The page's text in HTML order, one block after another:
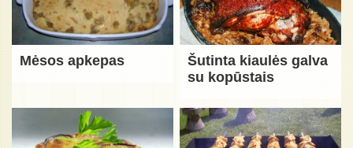
Mėsos apkepas
Šutinta kiaulės galva
su kopūstais